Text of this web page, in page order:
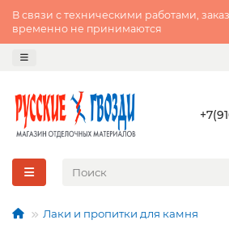
В связи с техническими работами,
временно не принимаются
Лаки и пропитки для камня